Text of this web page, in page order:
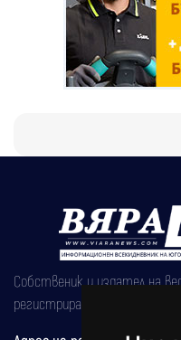
Собственик и издател на
регистрирана на 08.05.2002